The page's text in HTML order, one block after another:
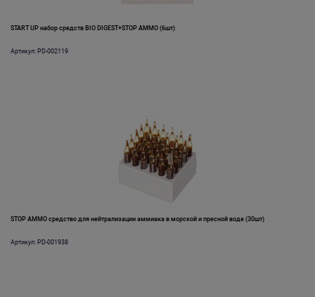
START UP набор средств BIO DIGEST+STOP AMMO (6шт)
Артикул: PD-002119
STOP AMMO средство для нейтрализации аммиака в морской и пресной воде (30шт)
Артикул: PD-001938